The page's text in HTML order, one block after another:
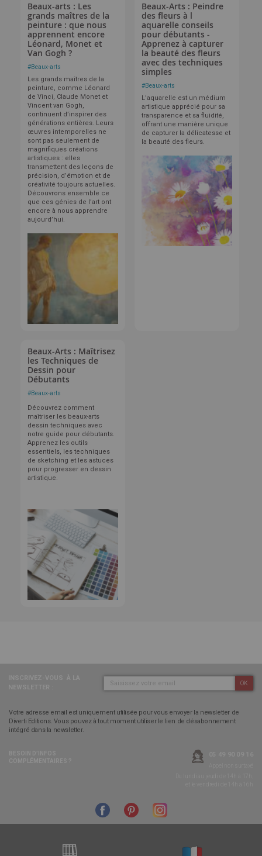
Beaux-arts : Les
grands maîtres de la
peinture : que nous
apprennent encore
Léonard, Monet et
Van Gogh ?
#Beaux-arts
Les grands maîtres de la
peinture, comme Léonard
de Vinci, Claude Monet et
Vincent van Gogh,
continuent d’inspirer des
générations entières. Leurs
œuvres intemporelles ne
sont pas seulement de
magnifiques créations
artistiques : elles
transmettent des leçons de
précision, d’émotion et de
créativité toujours actuelles.
Découvrons ensemble ce
que ces génies de l’art ont
encore à nous apprendre
aujourd’hui.
Beaux-Arts : Peindre
des fleurs à l
aquarelle conseils
pour débutants -
Apprenez à capturer
la beauté des fleurs
avec des techniques
simples
#Beaux-arts
L'aquarelle est un médium
artistique apprécié pour sa
transparence et sa fluidité,
offrant une manière unique
de capturer la délicatesse et
la beauté des fleurs.
Beaux-Arts : Maîtrisez
les Techniques de
Dessin pour
Débutants
#Beaux-arts
Découvrez comment
maîtriser les beaux-arts
dessin techniques avec
notre guide pour débutants.
Apprenez les outils
essentiels, les techniques
de sketching et les astuces
pour progresser en dessin
artistique.
OK
Votre adresse email est uniquement utilisée pour vous envoyer la newsletter de
Diverti Editions. Vous pouvez à tout moment utiliser le lien de désabonnement
intégré dans la newsletter.